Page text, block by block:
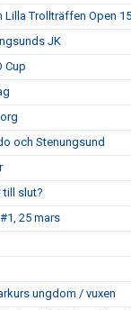
Trollträffen Open
JK
Cup
och Stenungsund
till slut?
25 mars
ungdom / vuxen